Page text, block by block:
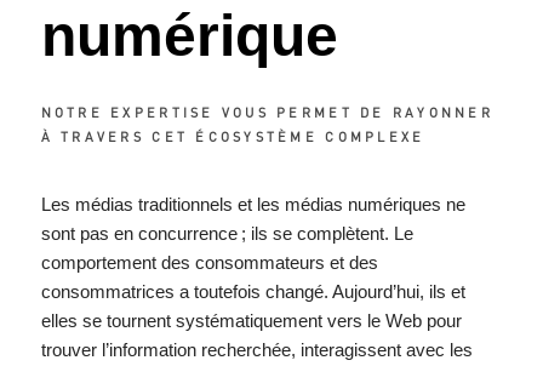
numérique
NOTRE EXPERTISE VOUS PERMET DE RAYONNER
À TRAVERS CET ÉCOSYSTÈME COMPLEXE
Les médias traditionnels et les médias numériques ne
sont pas en concurrence ; ils se complètent. Le
comportement des consommateurs et des
consommatrices a toutefois changé. Aujourd’hui, ils et
elles se tournent systématiquement vers le Web pour
trouver l’information recherchée, interagissent avec les